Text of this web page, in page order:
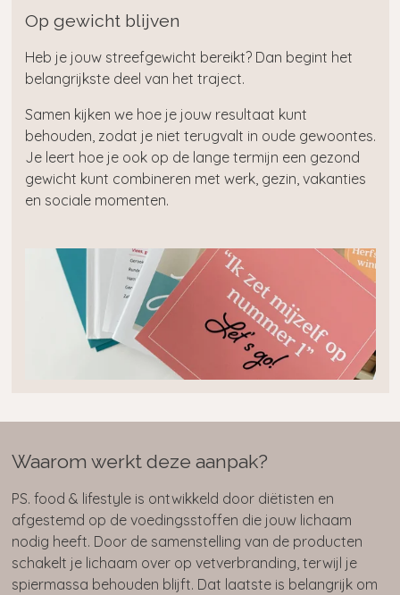
Op gewicht blijven
Heb je jouw streefgewicht bereikt? Dan begint het
belangrijkste deel van het traject.
Samen kijken we hoe je jouw resultaat kunt
behouden, zodat je niet terugvalt in oude gewoontes.
Je leert hoe je ook op de lange termijn een gezond
gewicht kunt combineren met werk, gezin, vakanties
en sociale momenten.
Waarom werkt deze aanpak?
PS. food & lifestyle is ontwikkeld door diëtisten en
afgestemd op de voedingsstoffen die jouw lichaam
nodig heeft. Door de samenstelling van de producten
schakelt je lichaam over op vetverbranding, terwijl je
spiermassa behouden blijft. Dat laatste is belangrijk om